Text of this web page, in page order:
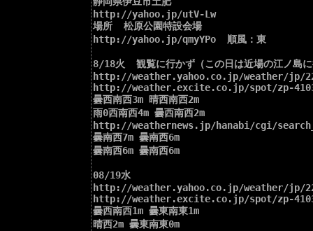
http://yahoo.jp/utV-Lw
場所  松原公園特設会場
http://yahoo.jp/qmyYPo  順風：東
8/18火  観覧に行かず（この日は近場の江ノ島
http://weather.yahoo.co.jp/weather/jp/
http://weather.excite.co.jp/spot/zp-
曇西南西3m 晴西南西2m
雨0西南西4m 曇西南西2m
http://weathernews.jp/hanabi/cgi/
曇南西7m 曇南西6m
曇南西6m 曇南西6m
08/19水
http://weather.yahoo.co.jp/weather/jp/
http://weather.excite.co.jp/spot/zp-
曇西南西1m 曇東南東1m
晴西2m 曇東南東0m